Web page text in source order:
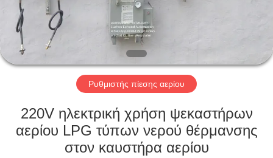
ΣΧΕΤΙΚΆ
ΜΕ
ΕΜΆΣ
ΕΠΙΣΚΕΨΉ
ΕΡΓΟΣΤΑΣΊΟΥ
ΈΛΕΓΧΟΣ
Ρυθμιστής πίεσης αερίου
220V ηλεκτρική χρήση ψεκαστήρων
αερίου LPG τύπων νερού θέρμανσης
στον καυστήρα αερίου